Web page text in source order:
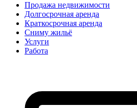
Продажа недвижимости
Долгосрочная аренда
Краткосрочная аренда
Сниму жильё
Услуги
Работа